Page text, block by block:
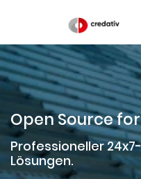
Open Source
Professioneller
Lösungen.